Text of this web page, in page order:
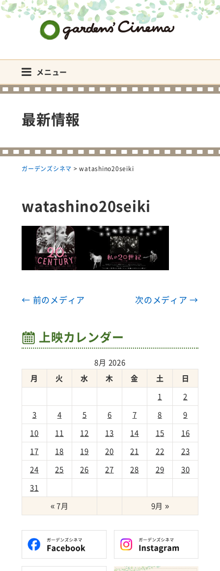
メニュー
最新情報
ガーデンズシネマ >watashino20seiki
watashino20seiki
← 前のメディア 次のメディア →
上映カレンダー
8月 2026
月
火 水 木 金 土
日
1
2
3
4 5 6 7 8
9
10
11 12 13 14 15
16
17
18 19 20 21 22
23
24
25 26 27 28 29
30
31
« 7月
9月 »